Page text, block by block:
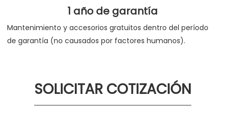
1 año de garantía
Mantenimiento y accesorios gratuitos dentro del período
de garantía (no causados por factores humanos).
SOLICITAR COTIZACIÓN